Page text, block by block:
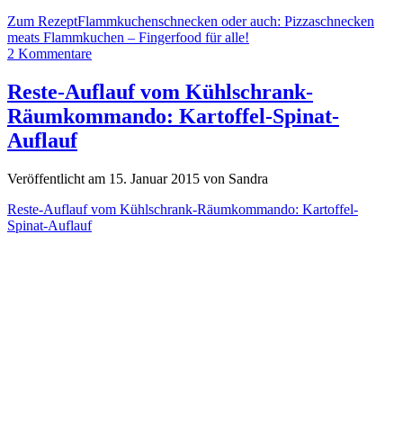
Zum RezeptFlammkuchenschnecken oder auch: Pizzaschnecken
meats Flammkuchen – Fingerfood für alle!
2 Kommentare
Reste-Auflauf vom Kühlschrank-
Räumkommando: Kartoffel-Spinat-
Auflauf
Veröffentlicht am 15. Januar 2015 von Sandra
Reste-Auflauf vom Kühlschrank-Räumkommando: Kartoffel-
Spinat-Auflauf